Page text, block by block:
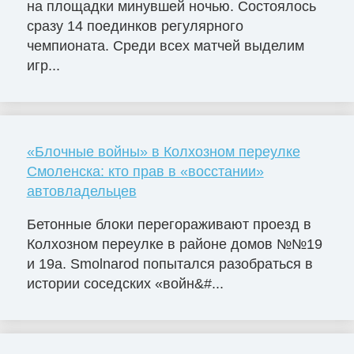
на площадки минувшей ночью. Состоялось
сразу 14 поединков регулярного
чемпионата. Среди всех матчей выделим
игр...
«Блочные войны» в Колхозном переулке
Смоленска: кто прав в «восстании»
автовладельцев
Бетонные блоки перегораживают проезд в
Колхозном переулке в районе домов №№19
и 19а. Smolnarod попытался разобраться в
истории соседских «войн&#...